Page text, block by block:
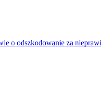
o odszkodowanie za